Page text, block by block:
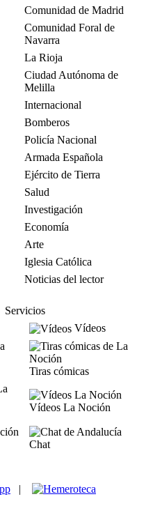
Comunidad de Madrid
Comunidad Foral de
Navarra
La Rioja
Ciudad Autónoma de
Melilla
Internacional
Bomberos
Policía Nacional
Armada Española
Ejército de Tierra
Salud
Investigación
Economía
Arte
Iglesia Católica
Noticias del lector
Servicios
Vídeos
Tiras cómicas
Vídeos La Noción
Chat
|